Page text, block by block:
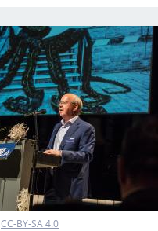
CC-BY-SA 4.0